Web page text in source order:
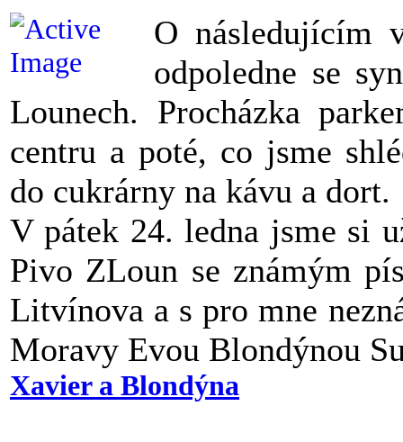
O následujícím
odpoledne se
Lounech. Procházka
centru a poté, co jsme
do cukrárny na kávu a dort.
V pátek 24. ledna jsme si
Pivo ZLoun se známým
Litvínova a s pro mne
Moravy Evou Blondýnou
Xavier a Blondýna